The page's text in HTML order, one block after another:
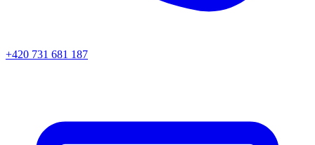
+420 731 681 187